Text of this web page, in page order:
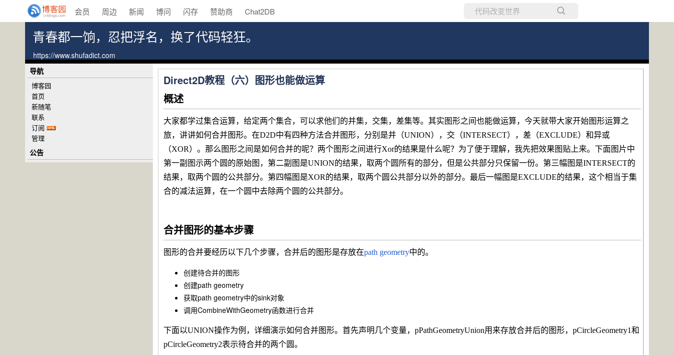
会员 周边 新闻 博问 闪存 赞助商 Chat2DB
青春都一饷，忍把浮名，换了代码轻狂。
https://www.shufadict.com
Direct2D教程（六）图形也能做运算
概述
大家都学过集合运算，给定两个集合，可以求他们的并集，交集，差集等。其实图形之间也能做运算，今天就带大家开始图形运算之
旅，讲讲如何合并图形。在D2D中有四种方法合并图形，分别是并（UNION），交（INTERSECT），差（EXCLUDE）和异或
（XOR）。那么图形之间是如何合并的呢？两个图形之间进行Xor的结果是什么呢？为了便于理解，我先把效果图贴上来。下面图片中
第一副图示两个圆的原始图，第二副图是UNION的结果，取两个圆所有的部分，但是公共部分只保留一份。第三幅图是INTERSECT的
结果，取两个圆的公共部分。第四幅图是XOR的结果，取两个圆公共部分以外的部分。最后一幅图是EXCLUDE的结果，这个相当于集
合的减法运算，在一个圆中去除两个圆的公共部分。
合并图形的基本步骤
图形的合并要经历以下几个步骤，合并后的图形是存放在path geometry中的。
创建待合并的图形
创建path geometry
获取path geometry中的sink对象
调用CombineWithGeometry函数进行合并
下面以UNION操作为例，详细演示如何合并图形。首先声明几个变量，pPathGeometryUnion用来存放合并后的图形， pCircleGeometry1和
pCircleGeometry2表示待合并的两个圆。
导航
博客园
首页
新随笔
联系
订阅
管理
公告